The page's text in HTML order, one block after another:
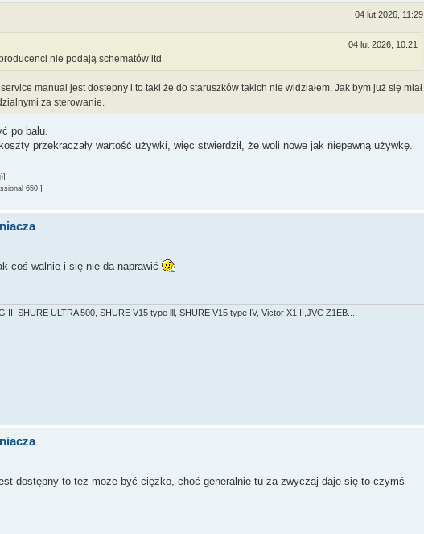
04 lut 2026, 11:29
04 lut 2026, 10:21
nie podają schematów itd
manual jest dostepny i to taki że do staruszków takich nie widziałem. Jak bym już się miał
za sterowanie.
po balu.
przekraczały wartość używki, więc stwierdził, że woli nowe jak niepewną używkę.
650 ]
coś walnie i się nie da naprawić
SHURE ULTRA 500, SHURE V15 type lll, SHURE V15 type IV, Victor X1 II,JVC Z1EB....
dostępny to też może być ciężko, choć generalnie tu za zwyczaj daje się to czymś